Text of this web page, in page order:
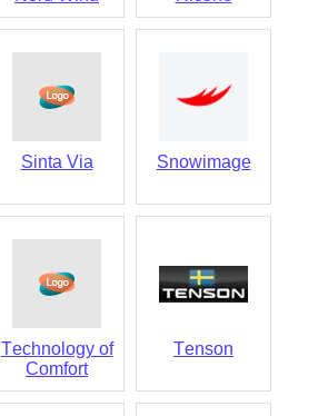
Sinta Via Snowimage
Technology of
Comfort
Tenson